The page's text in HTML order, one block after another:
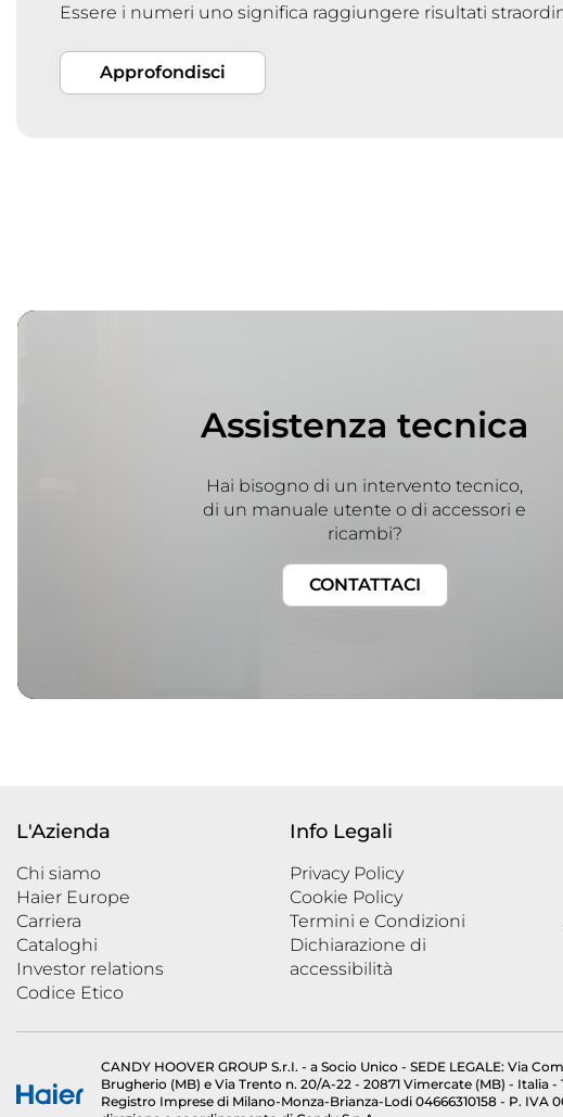
Essere i numeri uno significa raggiungere risultati
Approfondisci
Assistenza tecnica
Hai bisogno di un intervento tecnico,
di un manuale utente o di accessori e
ricambi?
CONTATTACI
CANDY HOOVER GROUP S.r.I. - a Socio Unico - SEDE LEGALE: Via
Brugherio (MB) e Via Trento n. 20/A-22 - 20871 Vimercate (MB) - Italia -
Registro Imprese di Milano-Monza-Brianza-Lodi 04666310158 - P. IVA
L'Azienda
Chi siamo
Haier Europe
Carriera
Cataloghi
Investor relations
Codice Etico
Info Legali
Privacy Policy
Cookie Policy
Termini e Condizioni
Dichiarazione di
accessibilità